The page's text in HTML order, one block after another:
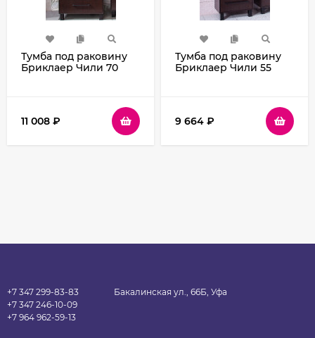
Тумба под раковину
Бриклаер Чили 70
11 008 ₽
Тумба под раковину
Бриклаер Чили 55
9 664 ₽
+7 347 299-83-83
+7 347 246-10-09
+7 964 962-59-13
Бакалинская ул., 66Б, Уфа